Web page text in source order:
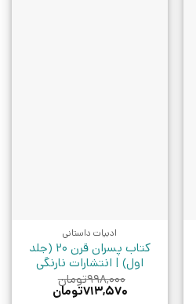
ادبیات داستانی
کتاب پسران قرن 20 (جلد
اول) | انتشارات نارنگی
۹۹۸,۰۰۰تومان
قیمت
۷۱۳,۵۷۰تومان